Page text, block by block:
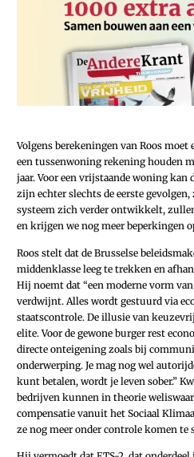
Volgens berekeningen van Roos
een tussenwoning rekening houden
jaar. Voor een vrijstaande woning kan
zijn echter slechts de eerste gevolgen,
systeem zich verder ontwikkelt,
en krijgen we nog meer beperkingen
Roos stelt dat de Brusselse
middenklasse leeg te trekken en
Hij noemt dat “een moderne vorm
verdwijnt. Alles wordt gestuurd via
staatscontrole. De illusie van
elite. Voor de gewone burger rest
directe onteigening zoals bij
onderwerping. Je mag nog wel
kunt betalen, wordt je leven sober.”
bedrijven kunnen in theorie weliswaar
compensatie vanuit het Sociaal
ze nog meer onder controle komen te